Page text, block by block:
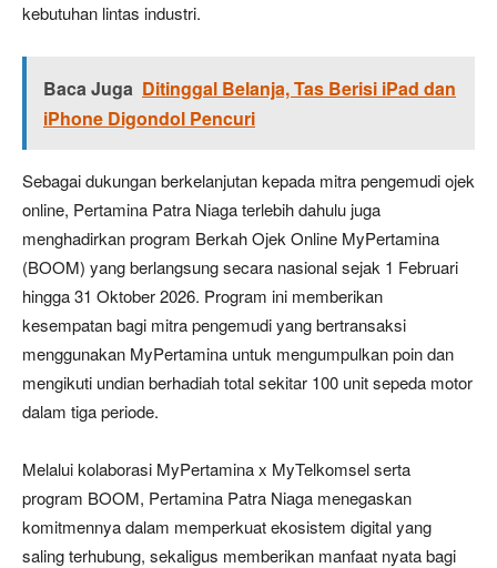
kebutuhan lintas industri.
Baca Juga Ditinggal Belanja, Tas Berisi iPad dan
iPhone Digondol Pencuri
Sebagai dukungan berkelanjutan kepada mitra pengemudi ojek
online, Pertamina Patra Niaga terlebih dahulu juga
menghadirkan program Berkah Ojek Online MyPertamina
(BOOM) yang berlangsung secara nasional sejak 1 Februari
hingga 31 Oktober 2026. Program ini memberikan
kesempatan bagi mitra pengemudi yang bertransaksi
menggunakan MyPertamina untuk mengumpulkan poin dan
mengikuti undian berhadiah total sekitar 100 unit sepeda motor
dalam tiga periode.
Melalui kolaborasi MyPertamina x MyTelkomsel serta
program BOOM, Pertamina Patra Niaga menegaskan
komitmennya dalam memperkuat ekosistem digital yang
saling terhubung, sekaligus memberikan manfaat nyata bagi